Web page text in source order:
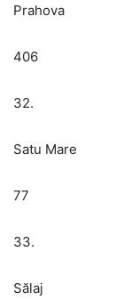
Prahova
406
32.
Satu Mare
77
33.
Sălaj